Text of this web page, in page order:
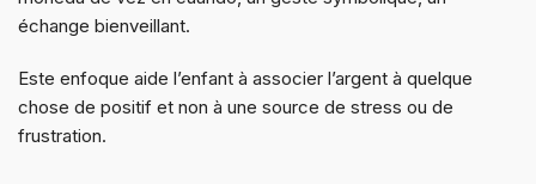
échange bienveillant.
Este enfoque aide l’enfant à associer l’argent à quelque
chose de positif et non à une source de stress ou de
frustration.